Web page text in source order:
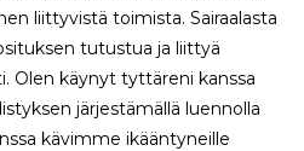
liittyvistä toimista. Sairaalasta
tutustua ja liittyä
Olen käynyt tyttäreni kanssa
järjestämällä luennolla
kävimme ikääntyneille